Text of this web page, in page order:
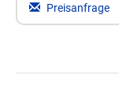
Preisanfrage